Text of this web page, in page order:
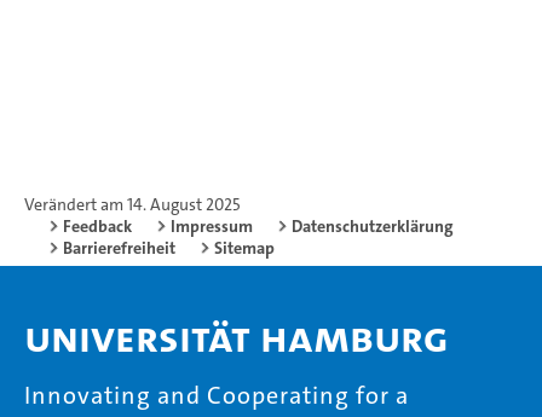
Verändert am 14. August 2025
Feedback
Impressum
Datenschutzerklärung
Barrierefreiheit
Sitemap
Universität Hamburg
Innovating and Cooperating for a